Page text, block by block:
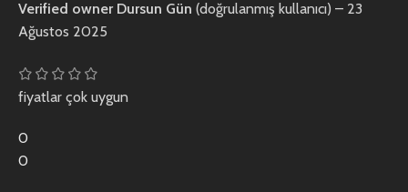
Verified owner Dursun Gün (doğrulanmış kullanıcı) – 23
Ağustos 2025
fiyatlar çok uygun
0
0